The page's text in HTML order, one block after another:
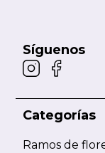
Síguenos
Categorías
Ramos de